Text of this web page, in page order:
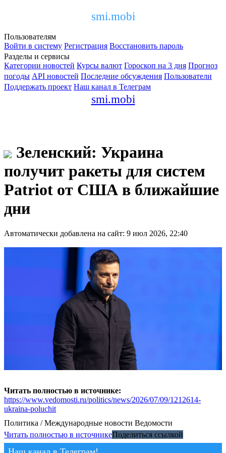
smi.mobi
Пользователям
Войти в систему Регистрация Восстановить пароль
Разделы и сервисы
Категории новостей Курсы валют Гороскоп на 3 дня Прогноз
погоды API новостей Последние обсуждения Пользователи
Поддержать проект Наш канал в Телеграм
smi.mobi
Зеленский: Украина
получит ракеты для систем
Patriot от США в ближайшие
дни
Автоматически добавлена на сайт: 9 июл 2026, 22:40
Читать полностью в источнике:
https://www.vedomosti.ru/politics/news/2026/07/09/1212614-
ukraina-poluchit
Политика / Международные новости Ведомости
Читать полностью в источникеПоделиться ссылкой